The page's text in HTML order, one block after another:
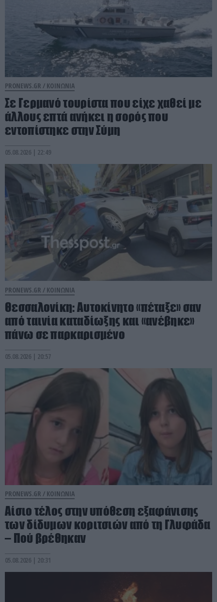
PRONEWS.GR / ΚΟΙΝΩΝΙΑ
Σε Γερμανό τουρίστα που είχε χαθεί με
άλλους επτά ανήκει η σορός που
εντοπίστηκε στην Σύμη
05.08.2026 | 22:49
PRONEWS.GR / ΚΟΙΝΩΝΙΑ
Θεσσαλονίκη: Αυτοκίνητο «πέταξε» σαν
από ταινία καταδίωξης και «ανέβηκε»
πάνω σε παρκαρισμένο
05.08.2026 | 20:57
PRONEWS.GR / ΚΟΙΝΩΝΙΑ
Αίσιο τέλος στην υπόθεση εξαφάνισης
των δίδυμων κοριτσιών από τη Γλυφάδα
– Πού βρέθηκαν
05.08.2026 | 20:31